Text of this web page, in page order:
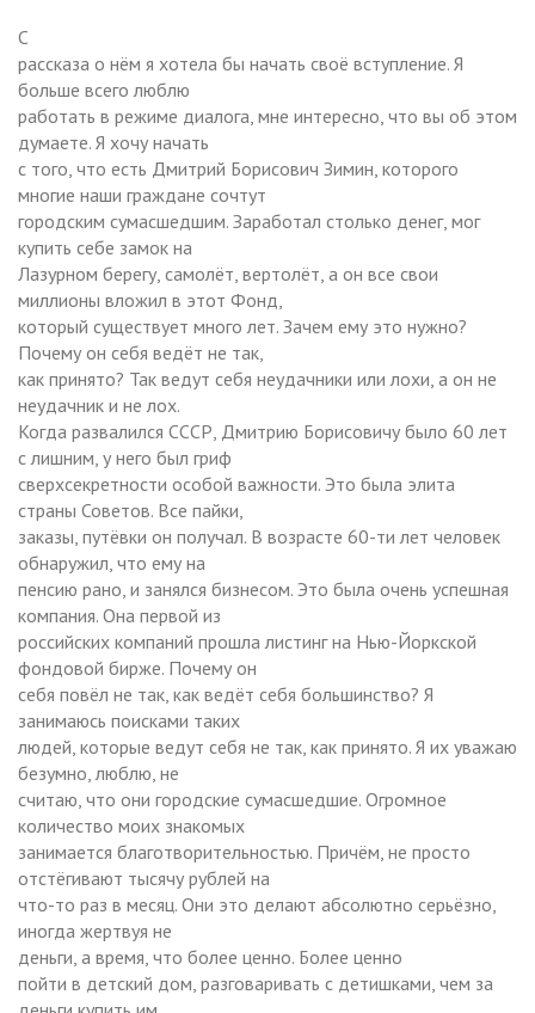
С
рассказа о нём я хотела бы начать своё вступление. Я
больше всего люблю
работать в режиме диалога, мне интересно, что вы об этом
думаете. Я хочу начать
с того, что есть Дмитрий Борисович Зимин, которого
многие наши граждане сочтут
городским сумасшедшим. Заработал столько денег, мог
купить себе замок на
Лазурном берегу, самолёт, вертолёт, а он все свои
миллионы вложил в этот Фонд,
который существует много лет. Зачем ему это нужно?
Почему он себя ведёт не так,
как принято? Так ведут себя неудачники или лохи, а он не
неудачник и не лох.
Когда развалился СССР, Дмитрию Борисовичу было 60 лет
с лишним, у него был гриф
сверхсекретности особой важности. Это была элита
страны Советов. Все пайки,
заказы, путёвки он получал. В возрасте 60-ти лет человек
обнаружил, что ему на
пенсию рано, и занялся бизнесом. Это была очень успешная
компания. Она первой из
российских компаний прошла листинг на Нью-Йоркской
фондовой бирже. Почему он
себя повёл не так, как ведёт себя большинство? Я
занимаюсь поисками таких
людей, которые ведут себя не так, как принято. Я их уважаю
безумно, люблю, не
считаю, что они городские сумасшедшие. Огромное
количество моих знакомых
занимается благотворительностью. Причём, не просто
отстёгивают тысячу рублей на
что-то раз в месяц. Они это делают абсолютно серьёзно,
иногда жертвуя не
деньги, а время, что более ценно. Более ценно
пойти в детский дом, разговаривать с детишками, чем за